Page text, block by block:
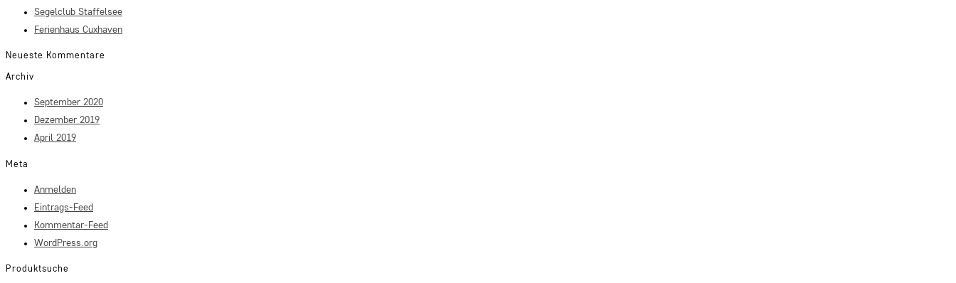
Segelclub Staffelsee
Ferienhaus Cuxhaven
Neueste Kommentare
Archiv
September 2020
Dezember 2019
April 2019
Meta
Anmelden
Eintrags-Feed
Kommentar-Feed
WordPress.org
Produktsuche